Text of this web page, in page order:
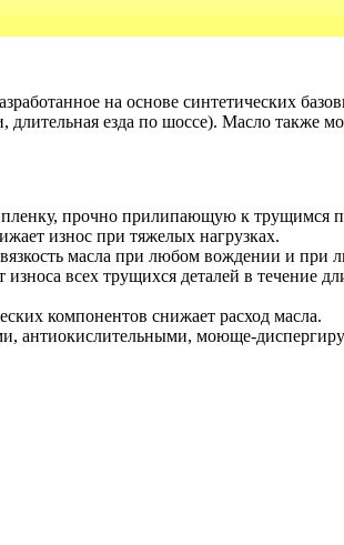
на основе синтетических
езда по шоссе). Масло также
прочно прилипающую к трущимся
износ при тяжелых нагрузках.
масла при любом вождении и при
всех трущихся деталей в течение
компонентов снижает расход масла.
антиокислительными, моюще-